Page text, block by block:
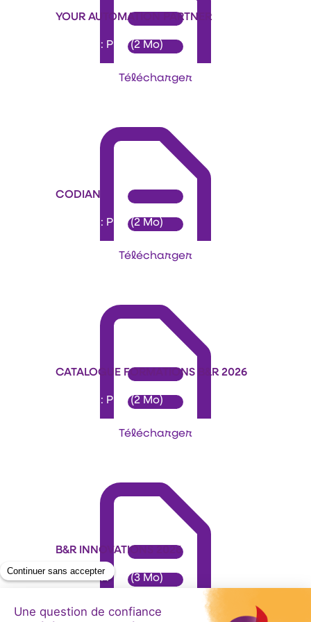
YOUR AUTOMATION PARTNER
Format : PDF (2 Mo)
Télécharger
CODIAN
Format : PDF (2 Mo)
Télécharger
CATALOGUE FORMATIONS B&R 2026
Format : PDF (2 Mo)
Télécharger
B&R INNOVATIONS 2026
Format : PDF (3 Mo)
Télécharger